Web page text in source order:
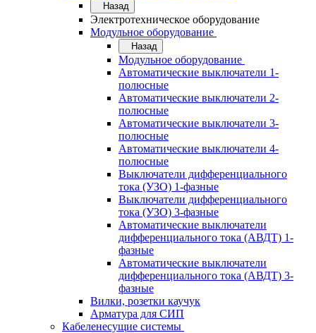
Назад
Электротехническое оборудование
Модульное оборудование
Назад
Модульное оборудование
Автоматические выключатели 1-
полюсные
Автоматические выключатели 2-
полюсные
Автоматические выключатели 3-
полюсные
Автоматические выключатели 4-
полюсные
Выключатели дифференциального
тока (УЗО) 1-фазные
Выключатели дифференциального
тока (УЗО) 3-фазные
Автоматические выключатели
дифференциального тока (АВДТ) 1-
фазные
Автоматические выключатели
дифференциального тока (АВДТ) 3-
фазные
Вилки, розетки каучук
Арматура для СИП
Кабеленесущие системы